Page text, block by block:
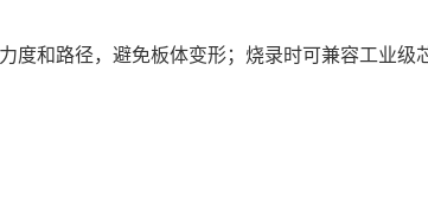
和路径，避免板体变形；烧录时可兼容工业级